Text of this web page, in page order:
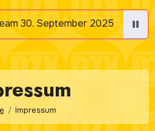
September 2025
Impressum